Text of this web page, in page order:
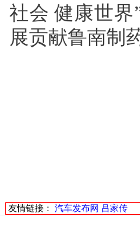
社会 健康世
展贡献鲁南制
友情链接： 汽车发布网 吕家传